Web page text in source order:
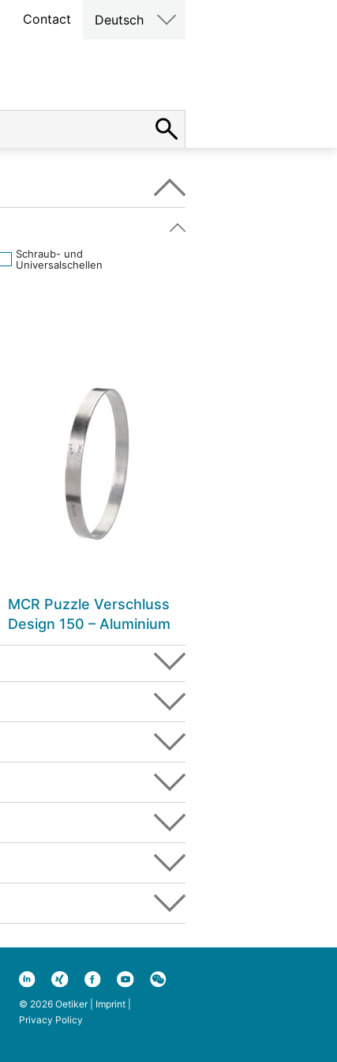
Contact Deutsch
Schraub- und
Universalschellen
MCR Puzzle Verschluss
Design 150 – Aluminium
© 2026 Oetiker | Imprint|
Privacy Policy